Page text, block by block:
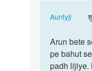
AuntyjiIn
to
Sex
by
Arun
bete
sex
Arun bete
pe bahut
padh lijiye.